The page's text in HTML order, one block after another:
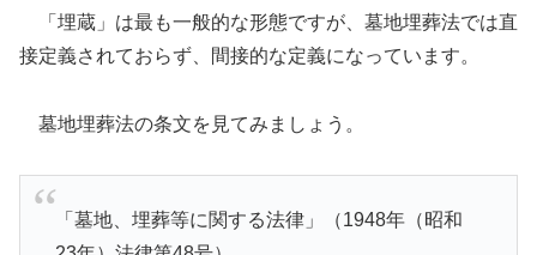
「埋蔵」は最も一般的な形態ですが、墓地埋葬法では直
接定義されておらず、間接的な定義になっています。
墓地埋葬法の条文を見てみましょう。
「墓地、埋葬等に関する法律」（1948年（昭和